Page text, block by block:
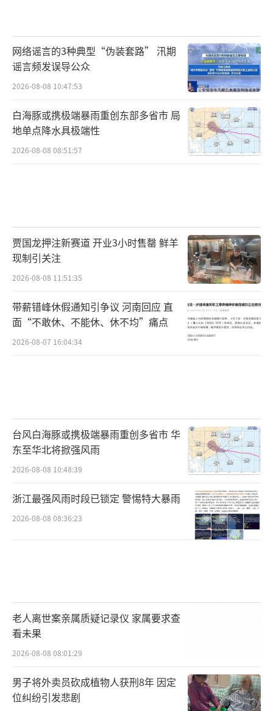
网络谣言的3种典型“伪装套路” 汛期
谣言频发误导公众
2026-08-08 10:47:53
白海豚或携极端暴雨重创东部多省市 局
地单点降水具极端性
2026-08-08 08:51:57
贾国龙押注新赛道 开业3小时售罄 鲜羊
现制引关注
2026-08-08 11:51:35
带薪错峰休假通知引争议 河南回应 直
面“不敢休、不能休、休不均”痛点
2026-08-07 16:04:34
台风白海豚或携极端暴雨重创多省市 华
东至华北将掀强风雨
2026-08-08 10:48:39
浙江最强风雨时段已锁定 警惕特大暴雨
2026-08-08 08:36:23
老人离世案亲属质疑记录仪 家属要求查
看未果
2026-08-08 08:01:29
男子将外卖员砍成植物人获刑8年 因定
位纠纷引发悲剧